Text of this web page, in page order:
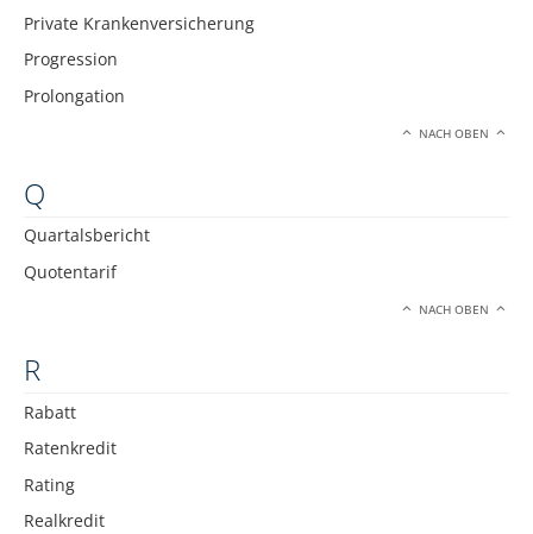
Private Krankenversicherung
Progression
Prolongation
NACH OBEN
Q
Quartalsbericht
Quotentarif
NACH OBEN
R
Rabatt
Ratenkredit
Rating
Realkredit